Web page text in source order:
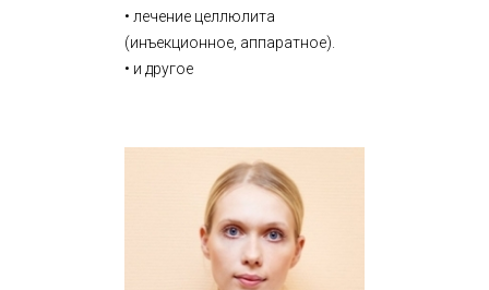
• лечение целлюлита
(инъекционное, аппаратное).
• и другое